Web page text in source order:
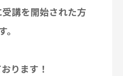
講を開始された方
ります！